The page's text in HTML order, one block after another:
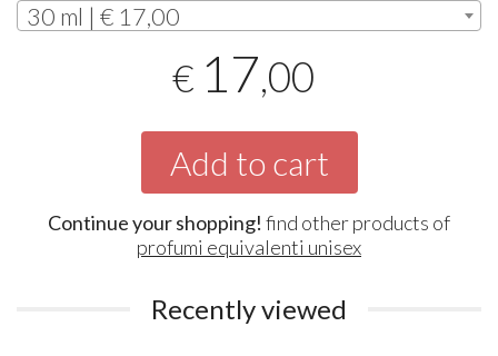
30 ml | € 17,00
€ 17,00
Add to cart
Continue your shopping! find other products of
profumi equivalenti unisex
Recently viewed